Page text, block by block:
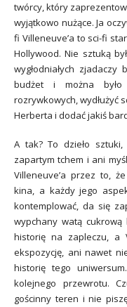
twórcy, który
wyjątkowo nużące. Ja
fi Villeneuve’a to sci-fi
Hollywood. Nie sztuką
wygłodniałych zjadaczy
budżet i można
rozrywkowych, wydłużyć
Herberta i dodać jakiś
A tak? To dzieło
zapartym tchem i ani
Villeneuve’a przez to,
kina, a każdy jego
kontemplować, da się
wypchany watą cukrową
historię na zapleczu, a
ekspozycję, ani nawet
historię tego
kolejnego przewrotu.
gościnny teren i nie